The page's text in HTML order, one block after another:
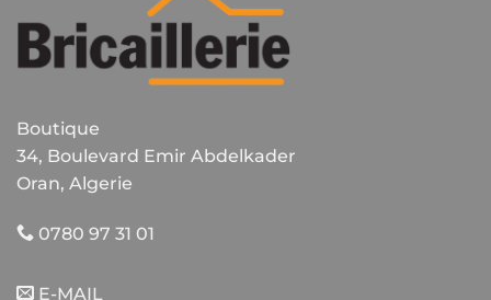
Boutique
34, Boulevard Emir Abdelkader
Oran, Algerie
0780 97 31 01
E-MAIL